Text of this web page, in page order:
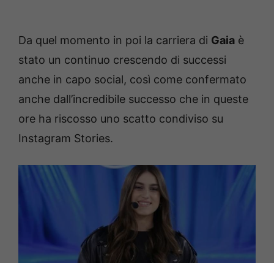
Da quel momento in poi la carriera di Gaia è
stato un continuo crescendo di successi
anche in capo social, così come confermato
anche dall’incredibile successo che in queste
ore ha riscosso uno scatto condiviso su
Instagram Stories.